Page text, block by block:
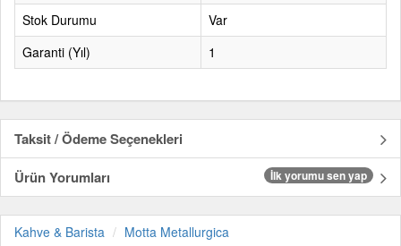
Stok Durumu
Var
Garanti (Yıl)
1
Taksit / Ödeme Seçenekleri
Ürün Yorumları
İlk yorumu sen yap
Kahve & Barista Motta Metallurgica